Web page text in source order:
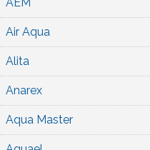
Air Aqua
Alita
Anarex
Aqua Master